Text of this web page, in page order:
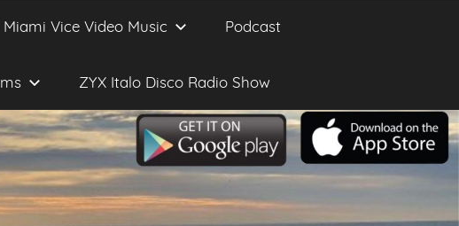
Miami Vice Video Music Podcast
ZYX Italo Disco Radio Show